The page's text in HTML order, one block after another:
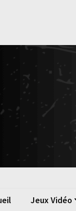
Jeux Vidéo